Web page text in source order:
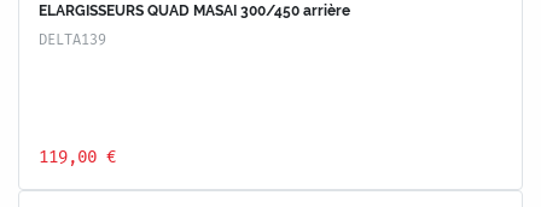
ELARGISSEURS QUAD MASAI 300/450 arrière
DELTA139
119,00 €